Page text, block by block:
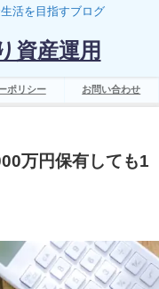
活を目指すブログ
資産運用
ポリシー お問い合わせ
万円保有しても1